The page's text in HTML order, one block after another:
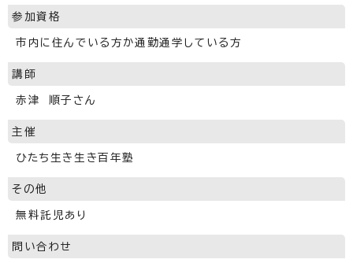
参加資格
市内に住んでいる方か通勤通学している方
講師
赤津 順子さん
主催
ひたち生き生き百年塾
その他
無料託児あり
問い合わせ